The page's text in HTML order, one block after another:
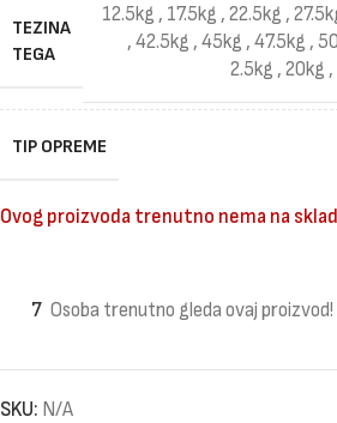
TEZINA
TEGA
12.5kg , 17.5kg , 22.5kg ,
, 42.5kg , 45kg , 47.5kg ,
2.5kg , 20kg ,
TIP OPREME
Ovog proizvoda trenutno nema na
7 Osoba trenutno gleda ovaj proizvod!
SKU: N/A